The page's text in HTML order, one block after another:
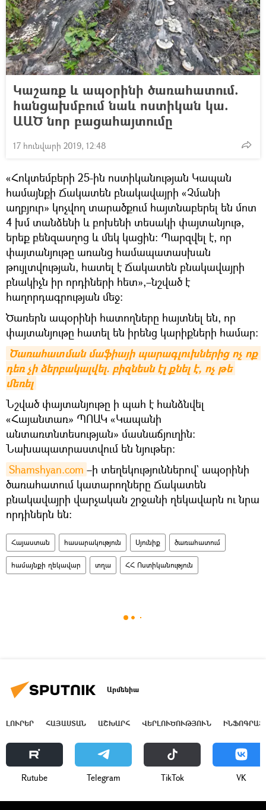
Կաշառք և ապօրինի ծառահատում.
հանցախմբում նաև ոստիկան կա.
ԱԱԾ նոր բացահայտումը
17 հունվարի 2019, 12:48
«Հոկտեմբերի 25-ին ոստիկանության Կապան
համայնքի Ճակատեն բնակավայրի «Չմանի
աղբյուր» կոչվող տարածքում հայտնաբերել են մոտ
4 խմ տանձենի և բոխենի տեսակի փայտանյութ,
երեք բենզասղոց և մեկ կացին: Պարզվել է, որ
փայտանյութը առանց համապատասխան
թույլտվության, հատել է Ճակատեն բնակավայրի
բնակիչն իր որդիների հետ»,–նշված է
հաղորդագրության մեջ։
Ծառերն ապօրինի հատողները հայտնել են, որ
փայտանյութը հատել են իրենց կարիքների համար:
Ծառահատման մաֆիայի պարագլուխներից ոչ ոք
դեռ չի ձերբակալվել. բիզնեսն էլ քնել է, ոչ թե
մեռել
Նշված փայտանյութը ի պահ է հանձնվել
«Հայանտառ» ՊՈԱԿ «Կապանի
անտառտնտեսության» մասնաճյուղին:
Նախապատրաստվում են նյութեր:
Shamshyan.com –ի տեղեկություններով` ապօրինի
ծառահատում կատարողները Ճակատեն
բնակավայրի վարչական շրջանի ղեկավարն ու նրա
որդիներն են։
Հայաստան հասարակություն Սյունիք ծառահատում
համայնքի ղեկավար տղա ՀՀ Ոստիկանություն
Արմենիա
ԼՈՒՐԵՐ ՀԱՅԱՍՏԱՆ ԱՇԽԱՐՀ ՎԵՐԼՈՒԾՈՒԹՅՈՒՆ
Rutube Telegram ТikТоk VK